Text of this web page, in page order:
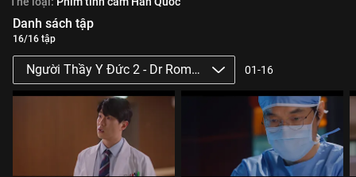
Danh sách tập
16/16 tập
Người Thầy Y Đức 2 - Dr Romantic 2 01-16